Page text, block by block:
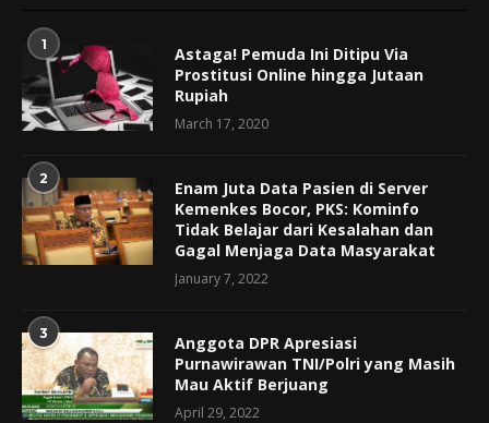
1
Astaga! Pemuda Ini Ditipu Via
Prostitusi Online hingga Jutaan
Rupiah
March 17, 2020
2
Enam Juta Data Pasien di Server
Kemenkes Bocor, PKS: Kominfo
Tidak Belajar dari Kesalahan dan
Gagal Menjaga Data Masyarakat
January 7, 2022
3
Anggota DPR Apresiasi
Purnawirawan TNI/Polri yang Masih
Mau Aktif Berjuang
April 29, 2022